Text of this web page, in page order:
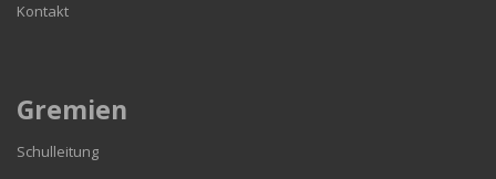
Kontakt
Gremien
Schulleitung